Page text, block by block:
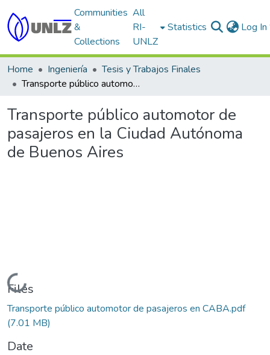
Communities
&
Collections
All
RI-
UNLZ
Statistics Log In
Home Ingeniería
Tesis y Trabajos Finales
Transporte público automotor de pasajeros en la Ciudad Autónoma de Buenos Aires
Transporte público automotor de
pasajeros en la Ciudad Autónoma
de Buenos Aires
Loading...
Files
Transporte público automotor de pasajeros en CABA.pdf
(7.01 MB)
Date